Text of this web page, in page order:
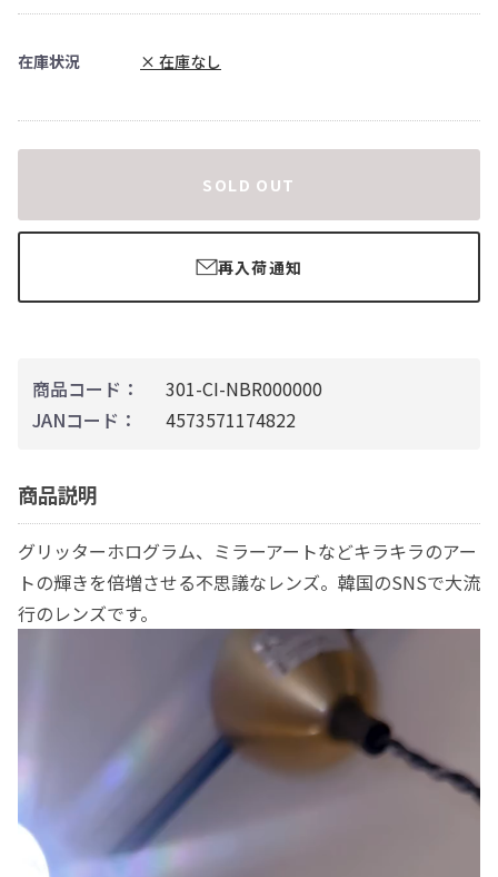
商品コード：
301-CI-NBR000000
JANコード：
4573571174822
商品説明
グリッターホログラム、ミラーアートなどキラキラのアー
トの輝きを倍増させる不思議なレンズ。韓国のSNSで大流
行のレンズです。
在庫状況 × 在庫なし
SOLD OUT
再入荷通知